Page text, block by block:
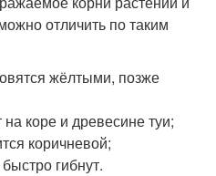
отличить по таким
жёлтыми, позже
коре и древесине туи;
коричневой;
гибнут.